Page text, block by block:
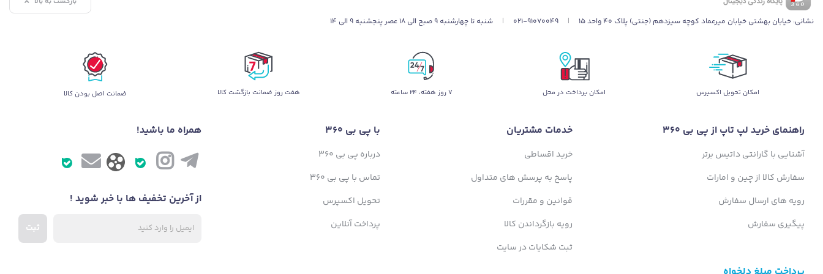
جارو رباتیک شیائومی S40 Pro
به فناوری پیشرفته ناوبری لیزری LiDAR مجهز است که با اسکن ۳۶۰ درجه از محیط، نقشه‌ای دقیق و هوشمند از خانه شما ترسیم می‌کند. این سیستم حرفه‌ای به دستگاه کمک می‌کند به‌صورت
خرید جارو رباتیک شیائومی S40 Pro
، یکی از مهم‌ترین مزیت‌هایی که کاربران تجربه می‌کنند دقت بی‌نظیر در جهت‌یابی و حفظ نقشه خانه است. LiDAR با توانایی فوق‌العاده خود در شناسایی موانع و تنظیم لحظه‌ای
مسیر، حتی در تاریکی نیز به‌درستی عمل می‌کند. به لطف این سیستم هوشمند، جارو بدون برخورد با وسایل یا گم‌شدن در فضا، محیط را تمیز و در نهایت نظم، می‌پیماید. چنین فناوری پیشرفته‌ای مساوی است با آرامش خیال و
صرفه‌جویی در زمان.
نشانی: خیابان بهشتی خیابان میرعماد کوچه سیزدهم (جنتی) پلاک ۴۰ واحد ۱۵ |
021-91070049
| شنبه تا چهارشنبه 9 صبح الی 18 عصر پنجشنبه 9 الی 14
اﻣﮑﺎن ﺗﺤﻮﯾﻞ اﮐﺴﭙﺮس امکان پرداخت در محل ۷ روز ﻫﻔﺘﻪ، ۲۴ ﺳﺎﻋﺘﻪ هفت روز ضمانت بازگشت کالا ضمانت اصل بودن کالا
راهنمای خرید لپ تاپ از پی بی 360
آشنایی با گارانتی داتیس برتر
سفارش کالا از چین و امارات
رویه های ارسال سفارش
پیگیری سفارش
خدمات مشتریان
خرید اقساطی
پاسخ به پرسش های متداول
قوانین و مقررات
رویه بازگرداندن کالا
ثبت شکایات در سایت
با پی بی 360
درباره پی بی 360
تماس با پی بی 360
تحویل اکسپرس
پرداخت آنلاین
همراه ما باشید!
از آخرین تخفیف ها با خبر شوید !
ثبت